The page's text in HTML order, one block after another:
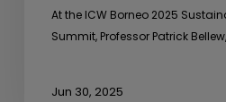
At the ICW Borneo 2025
Summit, Professor Patrick
Jun 30, 2025